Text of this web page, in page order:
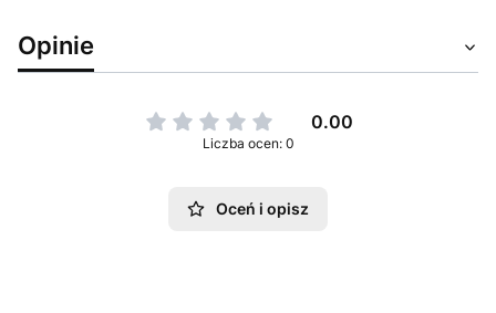
Opinie
0.00
Liczba ocen: 0
Oceń i opisz